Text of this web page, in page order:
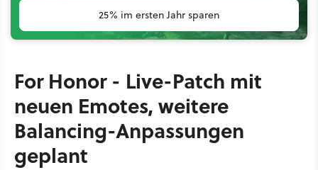
25% im ersten Jahr sparen
For Honor - Live-Patch mit
neuen Emotes, weitere
Balancing-Anpassungen
geplant